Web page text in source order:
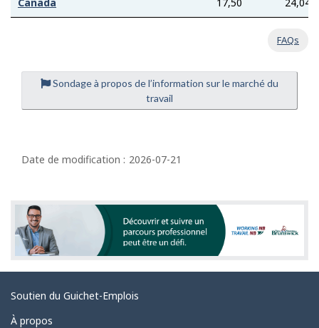
FAQs
Sondage à propos de l’information sur le marché du
travail
é
a
i
l
s
e
l
Date de modification : 2026-07-21
Liens
connexes
Soutien du Guichet-Emplois
À propos